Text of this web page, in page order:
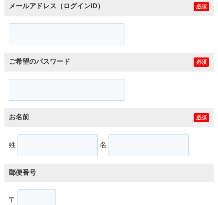
メールアドレス（ログインID） 必須
ご希望のパスワード 必須
お名前 必須
姓 名
郵便番号
〒